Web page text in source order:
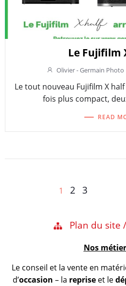
Le Fujifilm
Olivier - Germain Photo
Le tout nouveau Fujifilm X
fois plus compact,
READ
Page
1 Page
2 Page
3
Plan du site
Nos
Le conseil et la vente en
d’occasion – la reprise et le